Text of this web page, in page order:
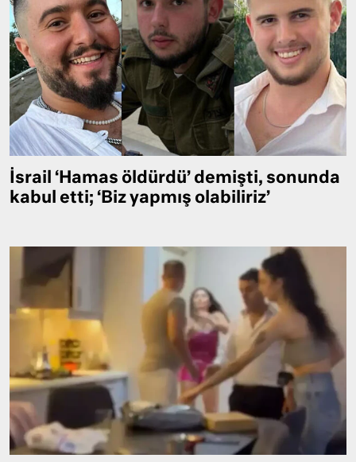
İsrail ‘Hamas öldürdü’ demişti, sonunda
kabul etti; ‘Biz yapmış olabiliriz’